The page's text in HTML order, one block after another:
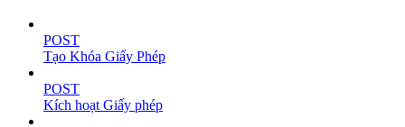
POST
Tạo Khóa Giấy Phép
POST
Kích hoạt Giấy phép